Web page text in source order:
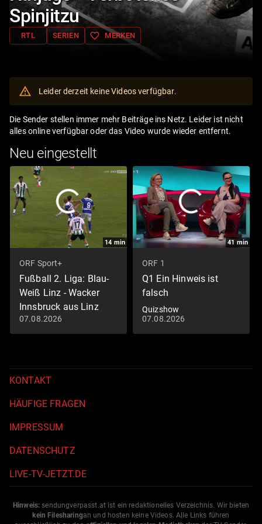
Spinjitzu
RTL SERIEN favorite_border MERKEN
Leider derzeit keine Videos verfügbar.
Die Sender stellen immer mehr Beiträge ins Netz. Leider ist nicht
alles online verfügbar oder das Video wurde wieder entfernt.
Neu eingestellt
14 min
ORF Sport+
Fußball 2. Liga: Blau-
Weiß Linz - Wacker
Innsbruck aus Linz
Fußball: 2. Liga
07.08.2026
41 min
ORF 1
Q1 Ein Hinweis ist
falsch
Quizshow
07.08.2026
KONTAKT
HÄUFIGE FRAGEN
IMPRESSUM
DATENSCHUTZ
LIVE-TV-JETZT.DE
Hinweis: sendungverpasst.at ist ein redaktionelles Verzeichnis. Wir bieten
kein Filesharingan und hosten keine Videos. Alle Links führen